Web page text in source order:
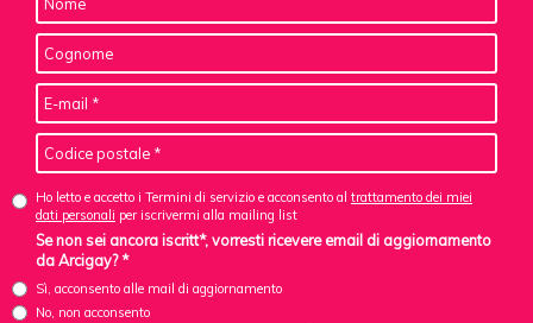
Ho letto e accetto i Termini di servizio e acconsento al trattamento dei miei
dati personali per iscrivermi alla mailing list
Se non sei ancora iscritt*, vorresti ricevere email di aggiornamento
da Arcigay? *
Sì, acconsento alle mail di aggiornamento
No, non acconsento